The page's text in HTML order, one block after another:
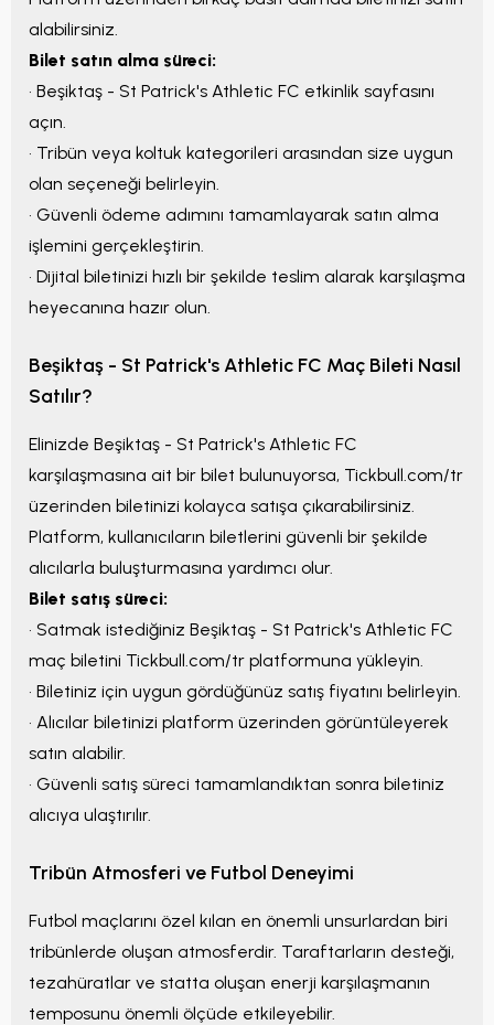
alabilirsiniz.
Bilet satın alma süreci:
• Beşiktaş - St Patrick's Athletic FC etkinlik sayfasını
açın.
• Tribün veya koltuk kategorileri arasından size uygun
olan seçeneği belirleyin.
• Güvenli ödeme adımını tamamlayarak satın alma
işlemini gerçekleştirin.
• Dijital biletinizi hızlı bir şekilde teslim alarak karşılaşma
heyecanına hazır olun.
Beşiktaş - St Patrick's Athletic FC Maç Bileti Nasıl
Satılır?
Elinizde Beşiktaş - St Patrick's Athletic FC
karşılaşmasına ait bir bilet bulunuyorsa, Tickbull.com/tr
üzerinden biletinizi kolayca satışa çıkarabilirsiniz.
Platform, kullanıcıların biletlerini güvenli bir şekilde
alıcılarla buluşturmasına yardımcı olur.
Bilet satış süreci:
• Satmak istediğiniz Beşiktaş - St Patrick's Athletic FC
maç biletini Tickbull.com/tr platformuna yükleyin.
• Biletiniz için uygun gördüğünüz satış fiyatını belirleyin.
• Alıcılar biletinizi platform üzerinden görüntüleyerek
satın alabilir.
• Güvenli satış süreci tamamlandıktan sonra biletiniz
alıcıya ulaştırılır.
Tribün Atmosferi ve Futbol Deneyimi
Futbol maçlarını özel kılan en önemli unsurlardan biri
tribünlerde oluşan atmosferdir. Taraftarların desteği,
tezahüratlar ve statta oluşan enerji karşılaşmanın
temposunu önemli ölçüde etkileyebilir.